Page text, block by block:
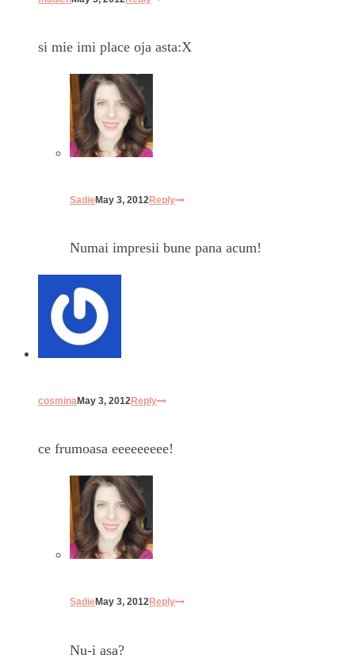
si mie imi place oja asta:X
SadieMay 3, 2012Reply
Numai impresii bune pana acum!
cosminaMay 3, 2012Reply
ce frumoasa eeeeeeeee!
SadieMay 3, 2012Reply
Nu-i asa?